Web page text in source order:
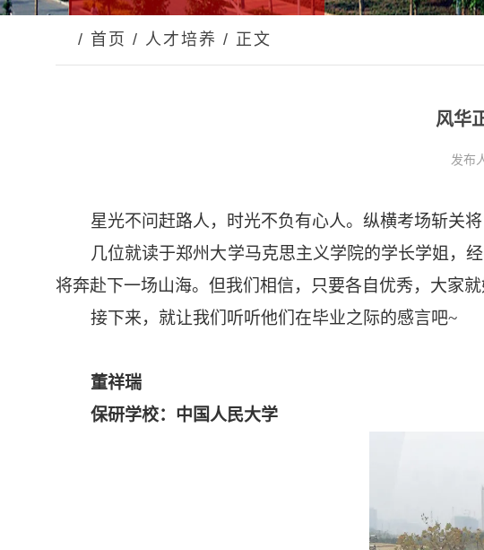
/ 首页 / 人才培养 / 正文
风华
发布
星光不问赶路人，时光不负有心人。纵横考场斩关将
几位就读于郑州大学马克思主义学院的学长学姐，
将奔赴下一场山海。但我们相信，只要各自优秀，大家就
接下来，就让我们听听他们在毕业之际的感言吧~
董祥瑞
保研学校：中国人民大学